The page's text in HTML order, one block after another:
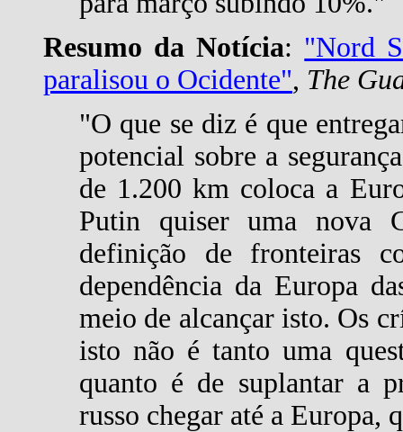
Resumo da Notícia: "Nord
paralisou o Ocidente", The
"O que se diz é que
potencial sobre a
de 1.200 km coloca a
Putin quiser uma nova
definição de fronteiras
dependência da Europa
meio de alcançar isto. Os
isto não é tanto uma
quanto é de suplantar a
russo chegar até a Europa,